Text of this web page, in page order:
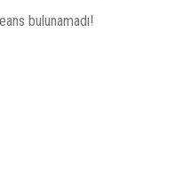
bulunamadı!